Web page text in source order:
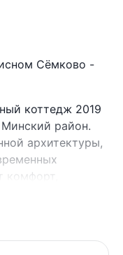
Сёмково -
коттедж 2019
район.
архитектуры,
комфорт,
со 100%